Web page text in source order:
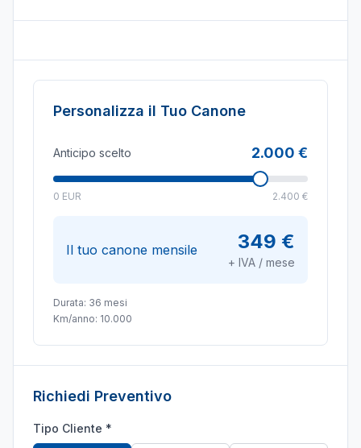
Personalizza il Tuo Canone
Anticipo scelto 2.000 €
0 EUR 2.400 €
Il tuo canone mensile 349 €
+ IVA / mese
Durata: 36 mesi
Km/anno: 10.000
Richiedi Preventivo
Tipo Cliente *